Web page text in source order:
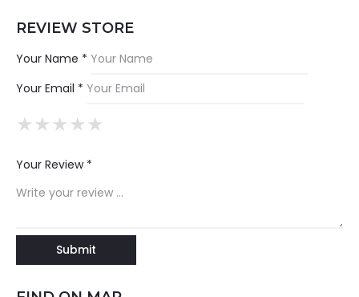
REVIEW STORE
Your Name *
Your Email *
★
★★
★★★
★★★★
★★★★★
Your Review *